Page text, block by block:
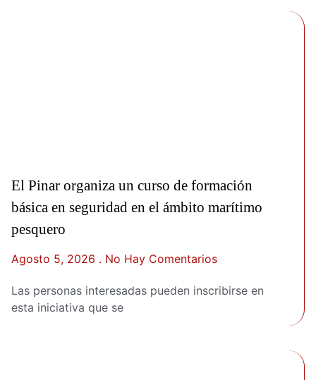
El Pinar organiza un curso de formación
básica en seguridad en el ámbito marítimo
pesquero
Agosto 5, 2026 No Hay Comentarios
Las personas interesadas pueden inscribirse en
esta iniciativa que se